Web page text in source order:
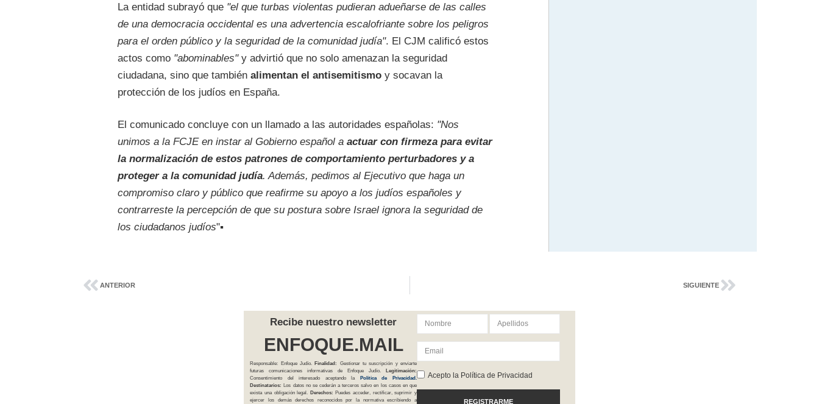
La entidad subrayó que "el que turbas violentas pudieran adueñarse de las calles
de una democracia occidental es una advertencia escalofriante sobre los peligros
para el orden público y la seguridad de la comunidad judía". El CJM calificó estos
actos como "abominables"y advirtió que no solo amenazan la seguridad
ciudadana, sino que tambiénalimentan el antisemitismo y socavan la
protección de los judíos en España.
El comunicado concluye con un llamado a las autoridades españolas: "Nos
unimos a la FCJE en instar al Gobierno español aactuar con firmeza para evitar
la normalización de estos patrones de comportamiento perturbadores y a
proteger a la comunidad judía. Además, pedimos al Ejecutivo que haga un
compromiso claro y público que reafirme su apoyo a los judíos españoles y
contrarreste la percepción de que su postura sobre Israel ignora la seguridad de
los ciudadanos judíos"▪
ANTERIOR SIGUIENTE
Recibe nuestro newsletter
ENFOQUE.MAIL
Responsable: Enfoque Judío.Finalidad:
Gestionar tu suscripción y enviarte
futuras comunicaciones informativas de Enfoque Judío. Legitimación:
Consentimiento del interesado aceptando la
Políticade Privacidad .
Destinatarios: Los datos no se cederán a terceros salvo en los casos en que
exista una obligación legal. Derechos:Puedes acceder, rectificar, suprimir y
ejercer los demás derechos reconocidos por la normativa escribiendo a
Acepto la Política de Privacidad
REGISTRARME